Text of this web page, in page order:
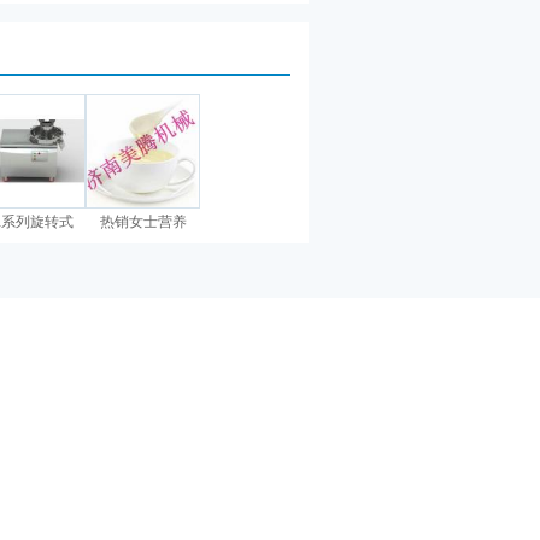
列旋转式 热销女士营养